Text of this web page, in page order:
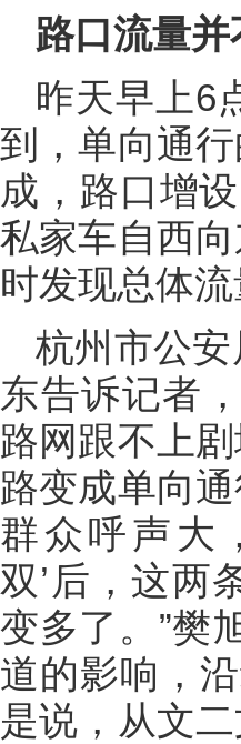
路口流量
昨天早上6
到，单向通
成，路口增
私家车自西
时发现总体
杭州市公
东告诉记者
路网跟不上
路变成单向
群众呼声大
双’后，这两
变多了。”樊
道的影响，
是说，从文